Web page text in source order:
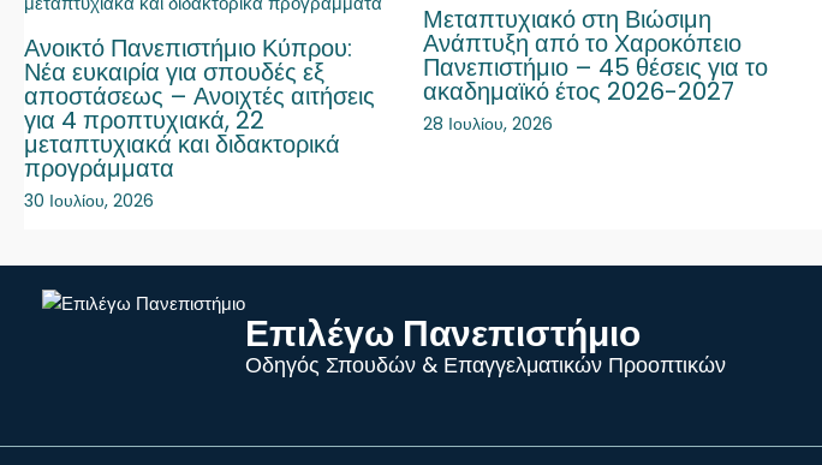
Ανοικτό Πανεπιστήμιο Κύπρου:
Νέα ευκαιρία για σπουδές εξ
αποστάσεως – Ανοιχτές αιτήσεις
για 4 προπτυχιακά, 22
μεταπτυχιακά και διδακτορικά
προγράμματα
30 Ιουλίου, 2026
Μεταπτυχιακό στη Βιώσιμη
Ανάπτυξη από το Χαροκόπειο
Πανεπιστήμιο – 45 θέσεις για το
ακαδημαϊκό έτος 2026-2027
28 Ιουλίου, 2026
Επιλέγω Πανεπιστήμιο
Οδηγός Σπουδών & Επαγγελματικών Προοπτικών